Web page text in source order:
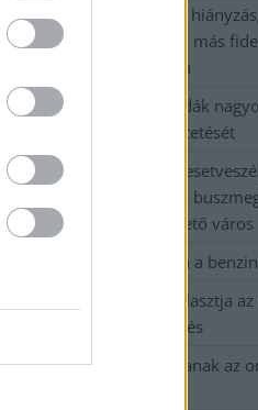
Sok volt az igazolatlan
fizetéslevonást kapott, más
kevesebbet vittek haza
A Szolnok megyei gazdák
JÉGER további üzemeltetését
Csendélet 5.0: alig
remek állapotban levő
Szolnok mennyire élhető város
Pénteken újra csökken a
Napokon belül megválasztja
elnököt az Országgyűlés
Kiterjedt tüzek pusztítanak az